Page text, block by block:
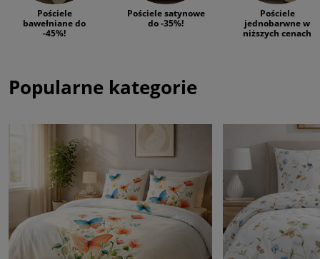
Pościele
bawełniane do
-45%!
Pościele satynowe
do -35%!
Pościele
jednobarwne w
niższych cenach
Popularne kategorie